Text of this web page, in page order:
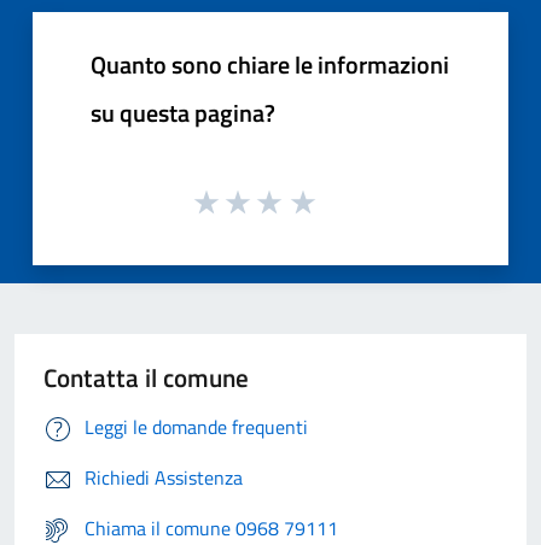
Quanto sono chiare le informazioni
su questa pagina?
Contatta il comune
Leggi le domande frequenti
Richiedi Assistenza
Chiama il comune 0968 79111